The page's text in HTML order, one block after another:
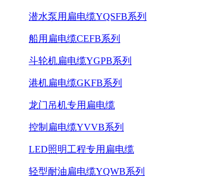
潜水泵用扁电缆YQSFB系列
船用扁电缆CEFB系列
斗轮机扁电缆YGPB系列
港机扁电缆GKFB系列
龙门吊机专用扁电缆
控制扁电缆YVVB系列
LED照明工程专用扁电缆
轻型耐油扁电缆YQWB系列